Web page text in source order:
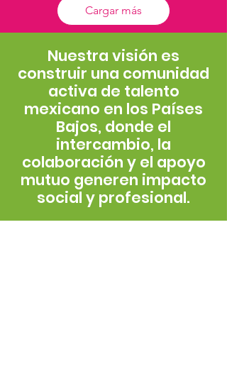
Cargar más
Nuestra visión es
construir una comunidad
activa de talento
mexicano en los Países
Bajos, donde el
intercambio, la
colaboración y el apoyo
mutuo generen impacto
social y profesional.